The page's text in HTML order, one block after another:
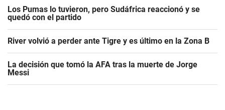
Los Pumas lo tuvieron, pero Sudáfrica reaccionó y se
quedó con el partido
River volvió a perder ante Tigre y es último en la Zona B
La decisión que tomó la AFA tras la muerte de Jorge
Messi